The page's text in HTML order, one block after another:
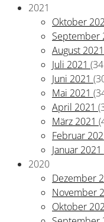
2021
Oktober
September
August 2021
Juli 2021
Juni 2021
Mai 2021
April 2021
März 2021
Februar
Januar 2021
2020
Dezember
November
Oktober